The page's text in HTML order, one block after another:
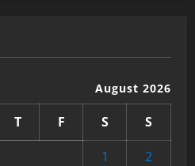
August 2026
T F S
S
1
2